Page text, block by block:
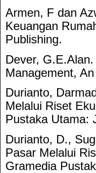
Armen, F dan
Keuangan
Publishing.
Dever,
Management,
Durianto,
Melalui Riset
Pustaka Utama:
Durianto, D.,
Pasar Melalui
Gramedia